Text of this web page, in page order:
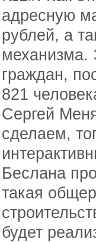
адресную
рублей, а
механизма.
граждан,
821
Сергей
сделаем,
Беслана
такая
будет